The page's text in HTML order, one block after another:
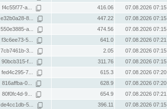
f4c55f77-a... 416.06
07.08.2026 07:15
e32b0a28-8... 447.22
07.08.2026 07:15
550e3885-a... 474.56
07.08.2026 07:15
f3c6ee73-5... 641.0
07.08.2026 07:21
7cb7461b-3... 2.05
07.08.2026 07:15
90bcb315-f... 311.76
07.08.2026 07:15
fed4c295-7... 615.3
07.08.2026 07:20
816affba-0... 628.9
07.08.2026 07:20
80f0fc4d-9... 654.9
07.08.2026 07:21
de4cc1db-5... 396.11 07.08.2026 07:15